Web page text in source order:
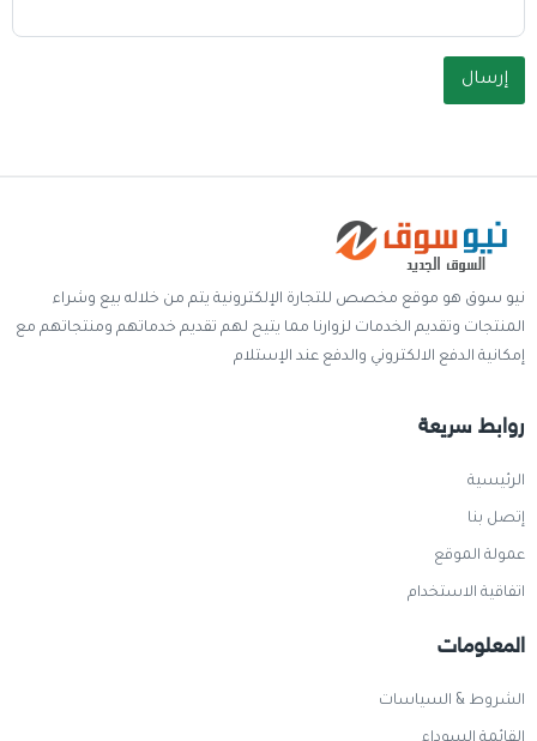
إرسال
نيو سوق هو موقع مخصص للتجارة الإلكترونية يتم من خلاله بيع وشراء
المنتجات وتقديم الخدمات لزوارنا مما يتيح لهم تقديم خدماتهم ومنتجاتهم مع
إمكانية الدفع الالكتروني والدفع عند الإستلام
روابط سريعة
الرئيسية
إتصل بنا
عمولة الموقع
اتفاقية الاستخدام
المعلومات
الشروط & السياسات